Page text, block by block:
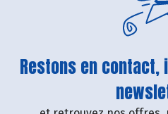
Restons en